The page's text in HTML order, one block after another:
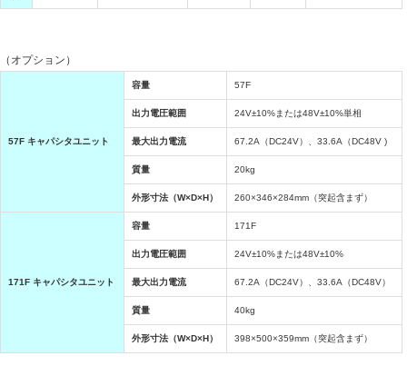
（オプション）
57F キャパシタユニット
容量 57F
出力電圧範囲 24V±10%または48V±10%単相
最大出力電流 67.2A（DC24V）、33.6A（DC48V )
質量 20kg
外形寸法（W×D×H） 260×346×284mm（突起含まず）
171F キャパシタユニット
容量 171F
出力電圧範囲 24V±10%または48V±10%
最大出力電流 67.2A（DC24V）、33.6A（DC48V）
質量 40kg
外形寸法（W×D×H） 398×500×359mm（突起含まず）